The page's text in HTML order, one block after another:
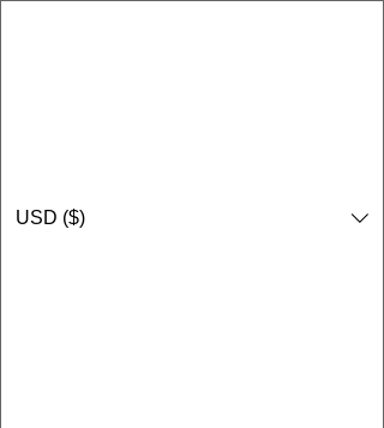
USD ($)